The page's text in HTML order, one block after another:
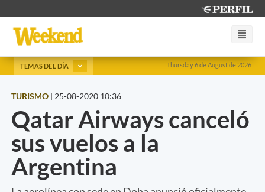
Thursday 6 de August de 2026
TEMAS DEL DÍA
TURISMO | 25-08-2020 10:36
Qatar Airways canceló
sus vuelos a la
Argentina